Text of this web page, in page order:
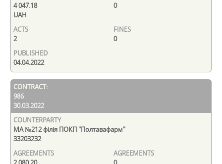
4 047.18
UAH
0
2 0
04.04.2022
986
30.03.2022
МА №212 філія ПОКП "Полтавафарм"
33203232